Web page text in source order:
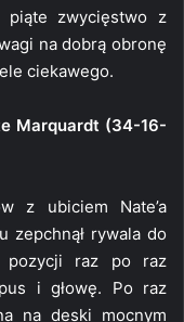
piąte zwycięstwo z
na dobrą obronę
ciekawego.
Marquardt (34-16-
z ubiciem Nate’a
zepchnął rywala do
pozycji raz po raz
i głowę. Po raz
na deski mocnym